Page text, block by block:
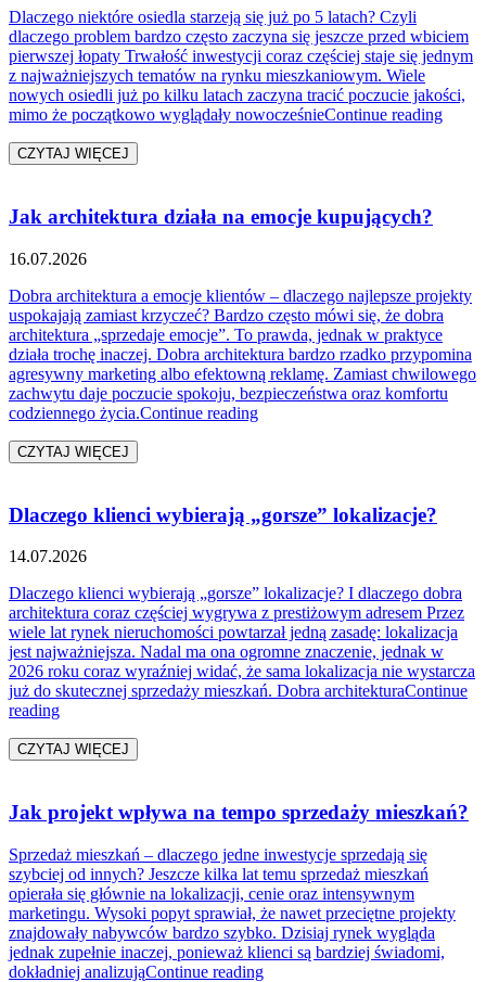
Dlaczego niektóre osiedla starzeją się już po 5 latach? Czyli
dlaczego problem bardzo często zaczyna się jeszcze przed wbiciem
pierwszej łopaty Trwałość inwestycji coraz częściej staje się jednym
z najważniejszych tematów na rynku mieszkaniowym. Wiele
nowych osiedli już po kilku latach zaczyna tracić poczucie jakości,
mimo że początkowo wyglądały nowocześnieContinue reading
CZYTAJ WIĘCEJ
Jak architektura działa na emocje kupujących?
16.07.2026
Dobra architektura a emocje klientów – dlaczego najlepsze projekty
uspokajają zamiast krzyczeć? Bardzo często mówi się, że dobra
architektura „sprzedaje emocje”. To prawda, jednak w praktyce
działa trochę inaczej. Dobra architektura bardzo rzadko przypomina
agresywny marketing albo efektowną reklamę. Zamiast chwilowego
zachwytu daje poczucie spokoju, bezpieczeństwa oraz komfortu
codziennego życia.Continue reading„Jak architektura działa na
CZYTAJ WIĘCEJ
Dlaczego klienci wybierają „gorsze” lokalizacje?
14.07.2026
Dlaczego klienci wybierają „gorsze” lokalizacje? I dlaczego dobra
architektura coraz częściej wygrywa z prestiżowym adresem Przez
wiele lat rynek nieruchomości powtarzał jedną zasadę: lokalizacja
jest najważniejsza. Nadal ma ona ogromne znaczenie, jednak w
2026 roku coraz wyraźniej widać, że sama lokalizacja nie wystarcza
już do skutecznej sprzedaży mieszkań. Dobra architekturaContinue
reading„Dlaczego klienci wybierają „gorsze” lokalizacje?”
CZYTAJ WIĘCEJ
Jak projekt wpływa na tempo sprzedaży mieszkań?
Sprzedaż mieszkań – dlaczego jedne inwestycje sprzedają się
szybciej od innych? Jeszcze kilka lat temu sprzedaż mieszkań
opierała się głównie na lokalizacji, cenie oraz intensywnym
marketingu. Wysoki popyt sprawiał, że nawet przeciętne projekty
znajdowały nabywców bardzo szybko. Dzisiaj rynek wygląda
jednak zupełnie inaczej, ponieważ klienci są bardziej świadomi,
dokładniej analizująContinue reading„Jak projekt wpływa na tempo